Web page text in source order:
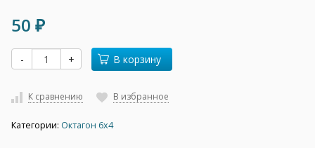
50 ₽
- + В корзину
К сравнению В избранное
Категории: Октагон 6х4